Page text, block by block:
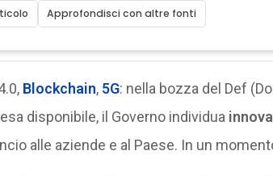
Approfondisci con altre fonti
Blockchain, 5G: nella bozza del Def
disponibile, il Governo individua
alle aziende e al Paese. In un